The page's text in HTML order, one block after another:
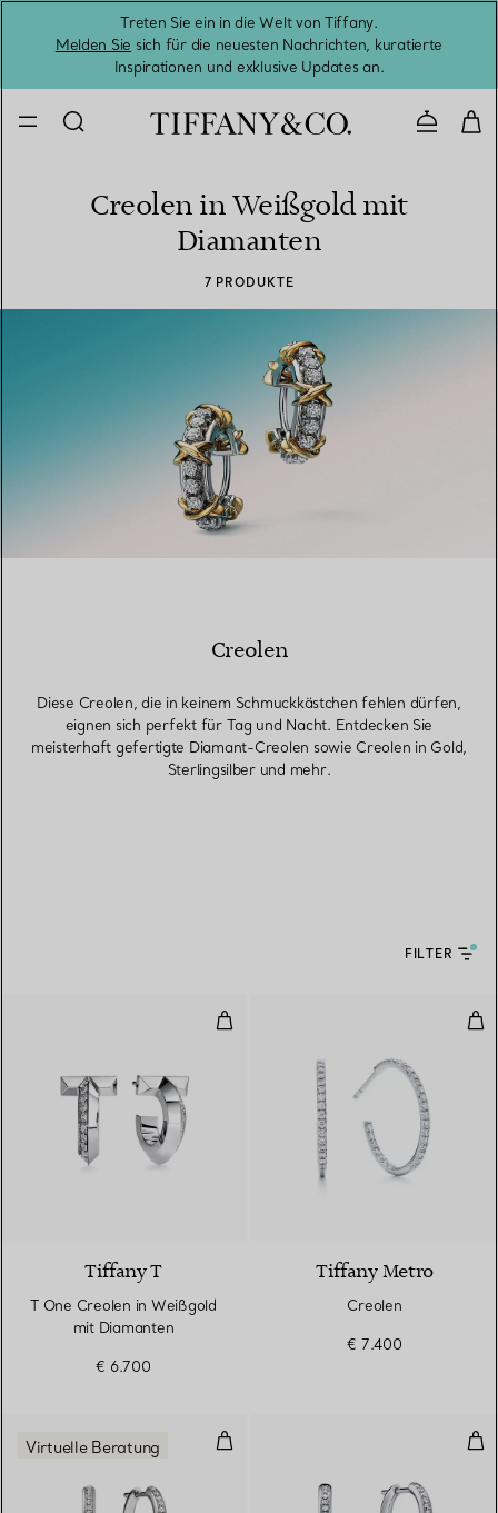
Treten Sie ein in die Welt von Tiffany.
Melden Sie sich für die neuesten Nachrichten, kuratierte
Inspirationen und exklusive Updates an.
Creolen in Weißgold mit
Diamanten
7 PRODUKTE
Creolen
Diese Creolen, die in keinem Schmuckkästchen fehlen dürfen,
eignen sich perfekt für Tag und Nacht. Entdecken Sie
meisterhaft gefertigte Diamant-Creolen sowie Creolen in Gold,
Sterlingsilber und mehr.
FILTER
T One Creolen in Weißgold mit
Tiffany T
T One Creolen in Weißgold
mit Diamanten
€ 6.700
Tiffany Metro
Creolen
€ 7.400
Kleine Ohrringe in Weißgold mit
Virtuelle Beratung